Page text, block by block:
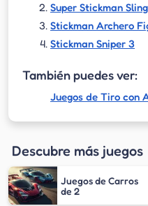
Super Stickman Sling
Stickman Archero
Stickman Sniper 3
También puedes ver:
Juegos de Tiro con
Descubre más juegos
Juegos de Carros
de 2